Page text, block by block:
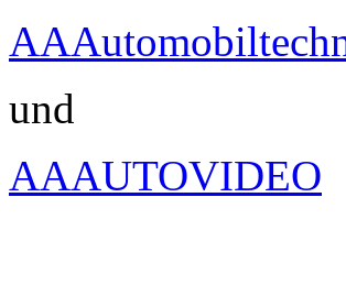
und
AAAUTOVIDEO